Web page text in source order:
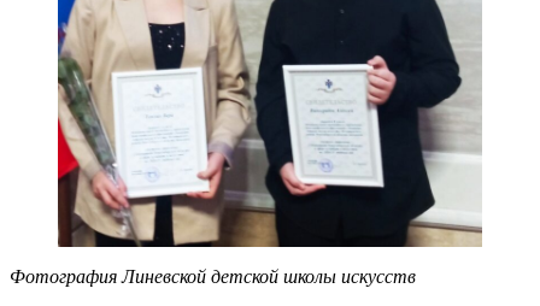
Фотография Линевской детской школы искусств